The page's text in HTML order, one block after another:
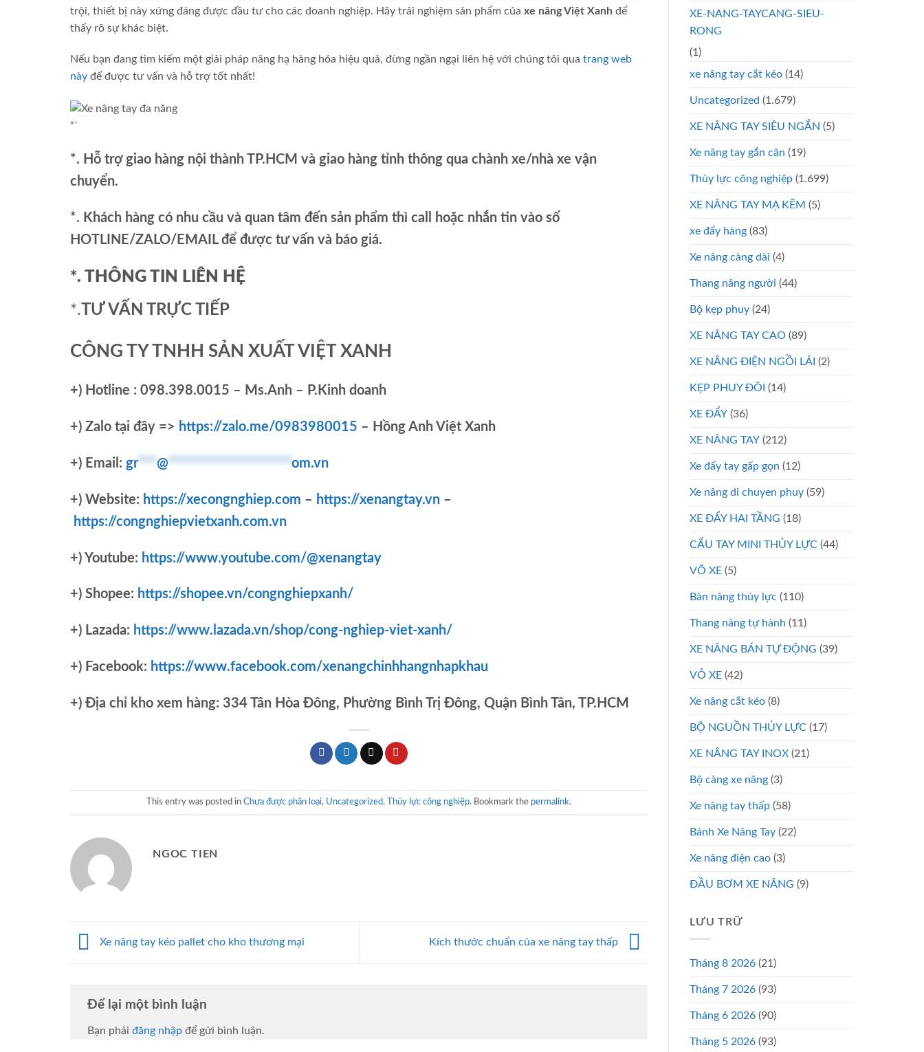
trội, thiết bị này xứng đáng được đầu tư cho các doanh nghiệp. Hãy trải nghiệm sản phẩm của xe nâng Việt Xanh để
thấy rõ sự khác biệt.
Nếu bạn đang tìm kiếm một giải pháp nâng hạ hàng hóa hiệu quả, đừng ngần ngại liên hệ với chúng tôi qua trang web
này để được tư vấn và hỗ trợ tốt nhất!
“`
*. Hỗ trợ giao hàng nội thành TP.HCM và giao hàng tỉnh thông qua chành xe/nhà xe vận
chuyển.
*. Khách hàng có nhu cầu và quan tâm đến sản phẩm thì call hoặc nhắn tin vào số
HOTLINE/ZALO/EMAIL để được tư vấn và báo giá.
*. THÔNG TIN LIÊN HỆ
*.TƯ VẤN TRỰC TIẾP
CÔNG TY TNHH SẢN XUẤT VIỆT XANH
+) Hotline : 098.398.0015 – Ms.Anh – P.Kinh doanh
+) Zalo tại đây => https://zalo.me/0983980015 – Hồng Anh Việt Xanh
+) Email: gr***@********************om.vn
+) Website: https://xecongnghiep.com – https://xenangtay.vn –
https://congnghiepvietxanh.com.vn
+) Youtube: https://www.youtube.com/@xenangtay
+) Shopee: https://shopee.vn/congnghiepxanh/
+) Lazada: https://www.lazada.vn/shop/cong-nghiep-viet-xanh/
+) Facebook: https://www.facebook.com/xenangchinhhangnhapkhau
+) Địa chỉ kho xem hàng: 334 Tân Hòa Đông, Phường Bình Trị Đông, Quận Bình Tân, TP.HCM
This entry was posted in Chưa được phân loại, Uncategorized, Thủy lực công nghiệp. Bookmark the permalink.
NGOC TIEN
Xe nâng tay kéo pallet cho kho thương mại Kích thước chuẩn của xe nâng tay thấp
Để lại một bình luận
Bạn phải đăng nhập để gửi bình luận.
XE-NANG-TAYCANG-SIEU-
RONG
(1)
xe nâng tay cắt kéo (14)
Uncategorized (1.679)
XE NÂNG TAY SIÊU NGẮN (5)
Xe nâng tay gắn cân (19)
Thủy lực công nghiệp (1.699)
XE NÂNG TAY MẠ KẼM (5)
xe đẩy hàng (83)
Xe nâng càng dài (4)
Thang nâng người (44)
Bộ kẹp phuy (24)
XE NÂNG TAY CAO (89)
XE NÂNG ĐIỆN NGỒI LÁI (2)
KẸP PHUY ĐÔI (14)
XE ĐẨY (36)
XE NÂNG TAY (212)
Xe đẩy tay gấp gọn (12)
Xe nâng di chuyen phuy (59)
XE ĐẨY HAI TẦNG (18)
CẨU TAY MINI THỦY LỰC (44)
VÕ XE (5)
Bàn nâng thủy lực (110)
Thang nâng tự hành (11)
XE NÂNG BÁN TỰ ĐỘNG (39)
VỎ XE (42)
Xe nâng cắt kéo (8)
BỘ NGUỒN THỦY LỰC (17)
XE NÂNG TAY INOX (21)
Bộ càng xe nâng (3)
Xe nâng tay thấp (58)
Bánh Xe Nâng Tay (22)
Xe nâng điện cao (3)
ĐẦU BƠM XE NÂNG (9)
LƯU TRỮ
Tháng 8 2026 (21)
Tháng 7 2026 (93)
Tháng 6 2026 (90)
Tháng 5 2026 (93)